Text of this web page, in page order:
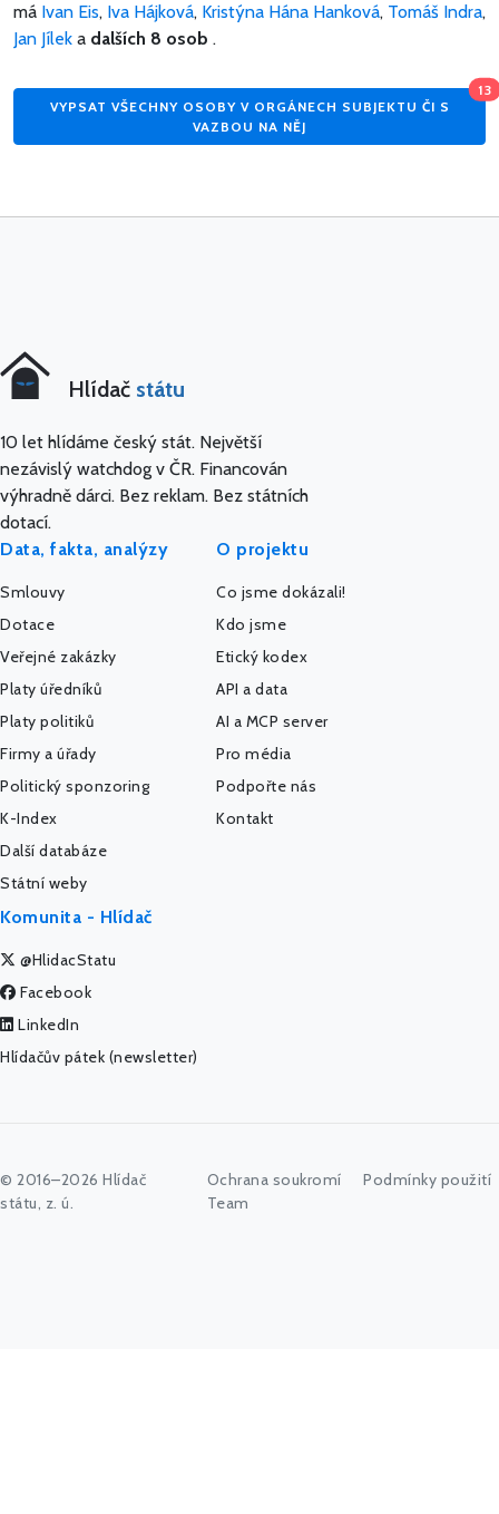
má Ivan Eis, Iva Hájková, Kristýna Hána Hanková, Tomáš Indra,
Jan Jílek a dalších 8 osob .
VYPSAT VŠECHNY OSOBY V ORGÁNECH SUBJEKTU ČI S
VAZBOU NA NĚJ
13
Hlídač státu
10 let hlídáme český stát. Největší
nezávislý watchdog v ČR. Financován
výhradně dárci. Bez reklam. Bez státních
dotací.
Data, fakta, analýzy
Smlouvy
Dotace
Veřejné zakázky
Platy úředníků
Platy politiků
Firmy a úřady
Politický sponzoring
K-Index
Další databáze
Státní weby
O projektu
Co jsme dokázali!
Kdo jsme
Etický kodex
API a data
AI a MCP server
Pro média
Podpořte nás
Kontakt
Komunita - Hlídač
@HlidacStatu
Facebook
LinkedIn
Hlídačův pátek (newsletter)
© 2016–2026 Hlídač
státu, z. ú.
Ochrana soukromí
Podmínky použití
Team